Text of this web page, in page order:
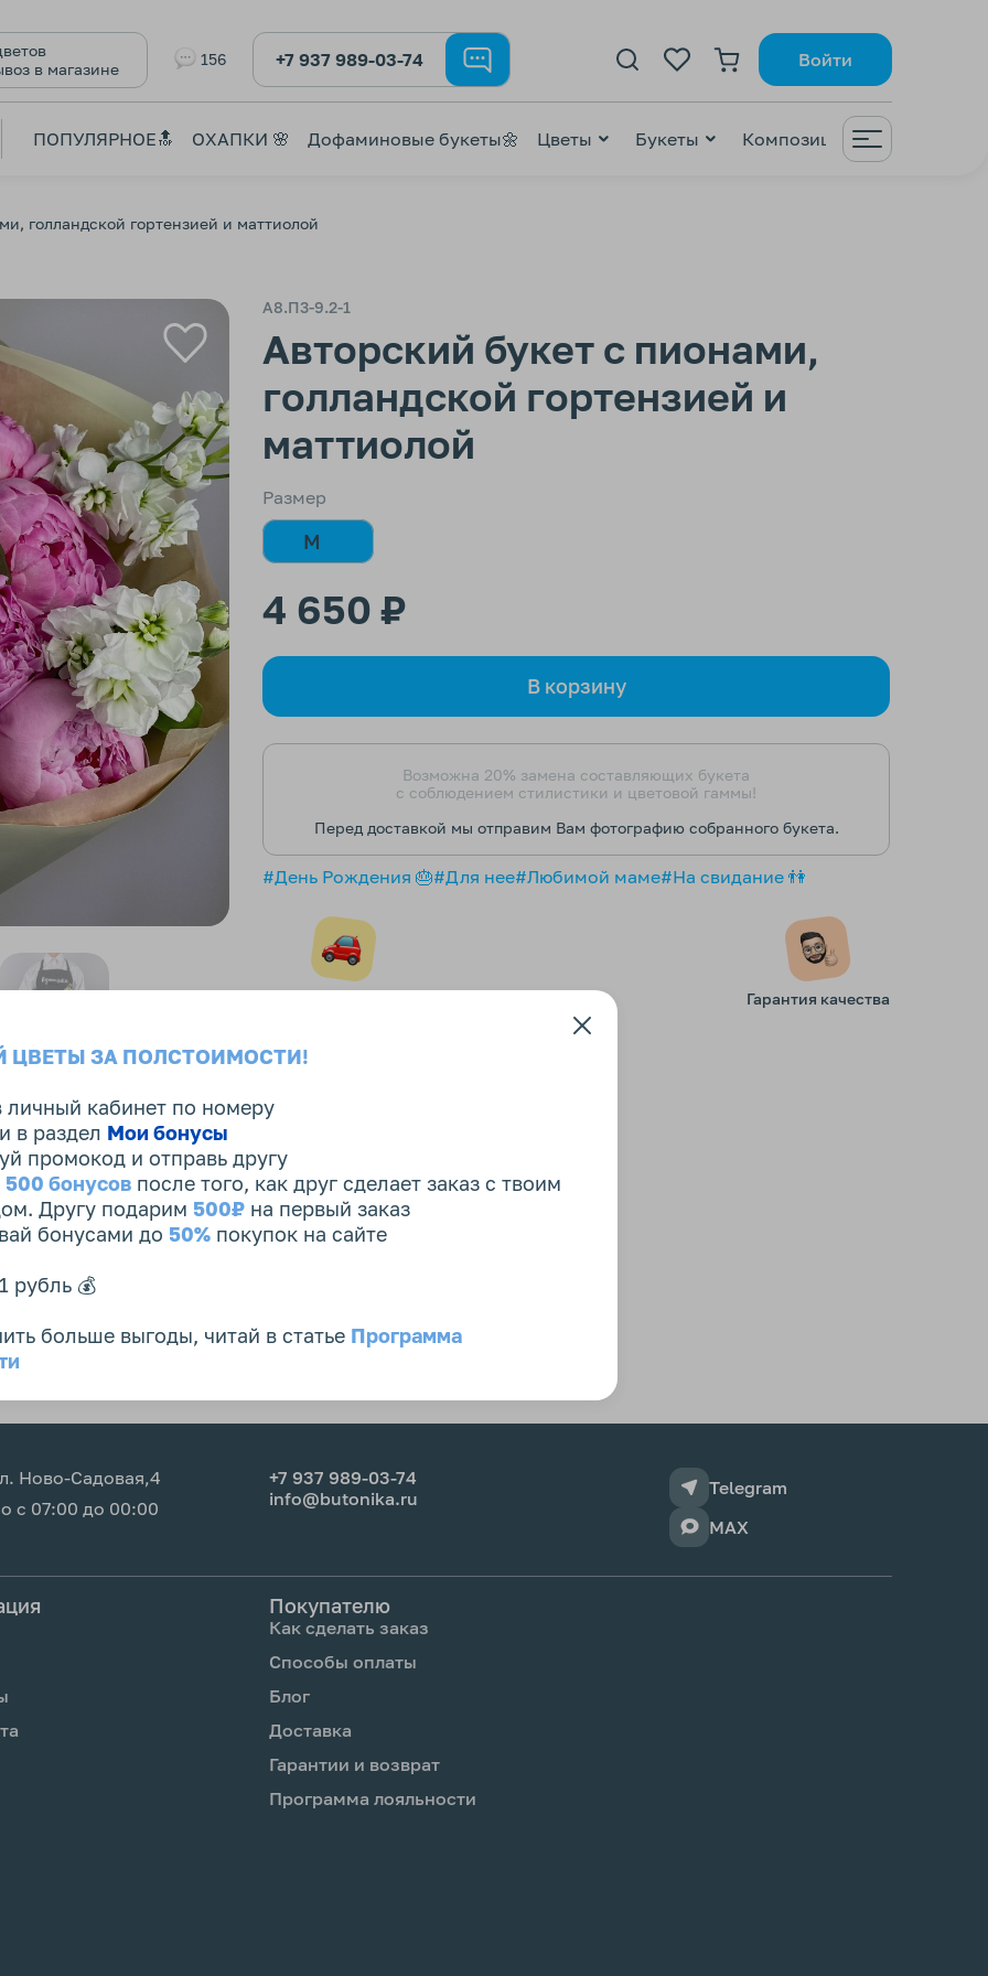
в магазине
156 +7 937 989-03-74 Войти
ПОПУЛЯРНОЕ🔝 ОХАПКИ 🌸 Дофаминовые букеты🌼 Цветы Букеты Композиции
голландской гортензией и маттиолой
с цветов.
букета - цветы
помой ее
на 2/3 высоты
или горячей.
секатором под
30 секунд
месте. Не
у
сквозняках, не
средством,
срез. На 2-
получил с
А8.П3-9.2-1
Авторский букет с пионами,
голландской гортензией и
маттиолой
Размер
M
4 650 ₽
В корзину
Возможна 20% замена составляющих букета
с соблюдением стилистики и цветовой гаммы!
Перед доставкой мы отправим Вам фотографию собранного букета.
#День Рождения 🎂#Для нее#Любимой маме#На свидание 👫
Гарантия качества
Ново-Садовая,4
с 07:00 до 00:00
+7 937 989-03-74
info@butonika.ru
Telegram
MAX
Покупателю
Как сделать заказ
Способы оплаты
Блог
Доставка
Гарантии и возврат
Программа лояльности
ЦВЕТЫ ЗА ПОЛСТОИМОСТИ!
личный кабинет по номеру
в раздел Мои бонусы
промокод и отправь другу
500 бонусов после того, как друг сделает заказ с твоим
Другу подарим 500₽ на первый заказ
бонусами до 50% покупок на сайте
рубль 💰
больше выгоды, читай в статье Программа